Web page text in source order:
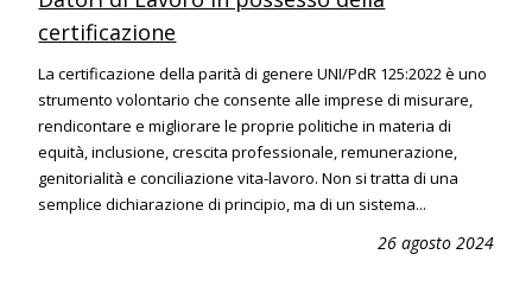
certificazione
La certificazione della parità di genere UNI/PdR 125:2022 è uno
strumento volontario che consente alle imprese di misurare,
rendicontare e migliorare le proprie politiche in materia di
equità, inclusione, crescita professionale, remunerazione,
genitorialità e conciliazione vita-lavoro. Non si tratta di una
semplice dichiarazione di principio, ma di un sistema...
26 agosto 2024